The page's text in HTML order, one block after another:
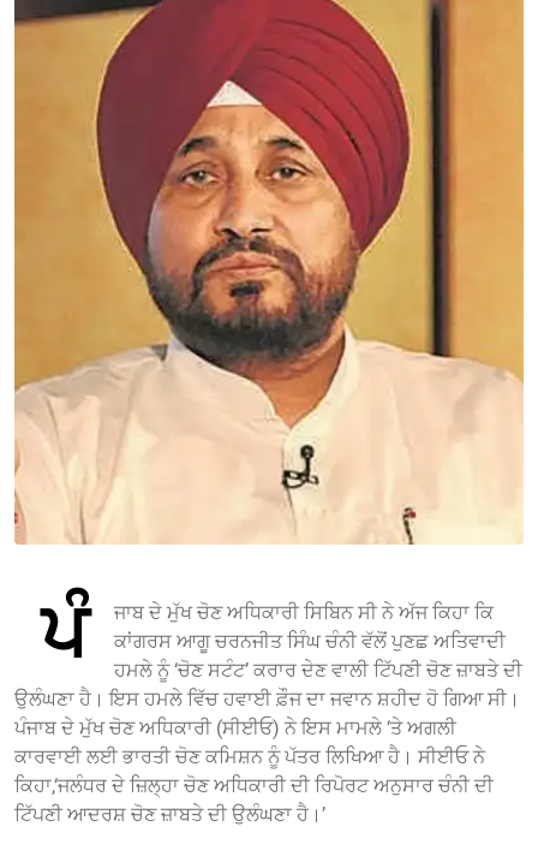
ਪੰ
ਜਾਬ ਦੇ ਮੁੱਖ ਚੋਣ ਅਧਿਕਾਰੀ ਸਿਬਿਨ ਸੀ ਨੇ ਅੱਜ ਕਿਹਾ ਕਿ
ਕਾਂਗਰਸ ਆਗੂ ਚਰਨਜੀਤ ਸਿੰਘ ਚੰਨੀ ਵੱਲੋਂ ਪੁਣਛ ਅਤਿਵਾਦੀ
ਹਮਲੇ ਨੂੰ ‘ਚੋਣ ਸਟੰਟ’ ਕਰਾਰ ਦੇਣ ਵਾਲੀ ਟਿੱਪਣੀ ਚੋਣ ਜ਼ਾਬਤੇ ਦੀ
ਉਲੰਘਣਾ ਹੈ। ਇਸ ਹਮਲੇ ਵਿੱਚ ਹਵਾਈ ਫ਼ੌਜ ਦਾ ਜਵਾਨ ਸ਼ਹੀਦ ਹੋ ਗਿਆ ਸੀ।
ਪੰਜਾਬ ਦੇ ਮੁੱਖ ਚੋਣ ਅਧਿਕਾਰੀ (ਸੀਈਓ) ਨੇ ਇਸ ਮਾਮਲੇ ‘ਤੇ ਅਗਲੀ
ਕਾਰਵਾਈ ਲਈ ਭਾਰਤੀ ਚੋਣ ਕਮਿਸ਼ਨ ਨੂੰ ਪੱਤਰ ਲਿਖਿਆ ਹੈ। ਸੀਈਓ ਨੇ
ਕਿਹਾ,‘ਜਲੰਧਰ ਦੇ ਜ਼ਿਲ੍ਹਾ ਚੋਣ ਅਧਿਕਾਰੀ ਦੀ ਰਿਪੋਰਟ ਅਨੁਸਾਰ ਚੰਨੀ ਦੀ
ਟਿੱਪਣੀ ਆਦਰਸ਼ ਚੋਣ ਜ਼ਾਬਤੇ ਦੀ ਉਲੰਘਣਾ ਹੈ।’